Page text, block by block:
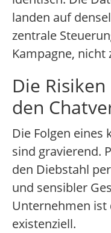
landen auf
zentrale
Kampagne, nicht
Die
den
Die Folgen
sind gravierend.
den Diebstahl
und sensibler
Unternehmen ist
existenziell.